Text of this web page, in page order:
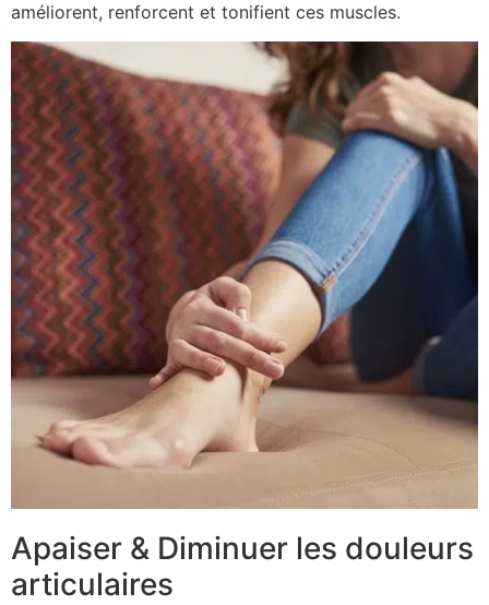
améliorent, renforcent et tonifient ces muscles.
Apaiser & Diminuer les douleurs
articulaires